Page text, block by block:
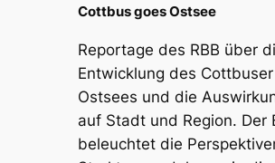
Cottbus goes Ostsee
Reportage des RBB über
Entwicklung des Cottbuser
Ostsees und die
auf Stadt und Region. Der
beleuchtet die